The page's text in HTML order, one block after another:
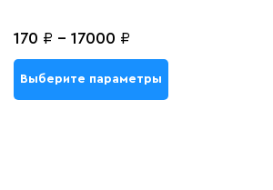
170 ₽ - 17000 ₽
Выберите параметры